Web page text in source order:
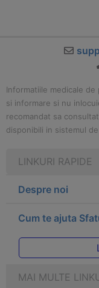
Informatiile medicale
si informare si nu
recomandat sa
disponibili in sistemul
LINKURI RAPIDE
Despre noi
Cum te ajuta
MAI MULTE